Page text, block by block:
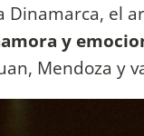
Dinamarca, el
y
Mendoza y